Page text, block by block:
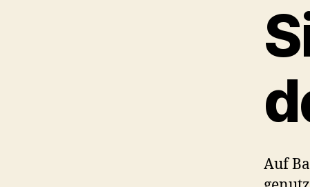
Auf